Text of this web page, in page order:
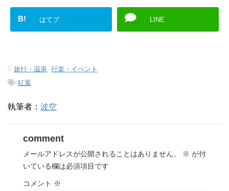
B! はてブ LINE
-旅行・温泉, 行楽・イベント
-紅葉
執筆者： 波空
comment
メールアドレスが公開されることはありません。 ※ が付
いている欄は必須項目です
コメント ※